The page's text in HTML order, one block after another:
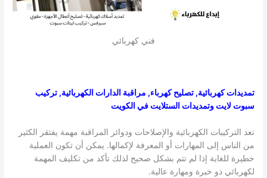
فني كهربائي
تمديدات كهربائية, تصليح كهرباء, مراقبة الدارات الكهربائية, تركيب
سبوت لايت وتمديدات الستلايت في الكويت
تعد التركيبات الكهربائية والإصلاحات ودوائر المراقبة مهمة يفتقر الكثير
من الناس إلى المهارات أو المعرفة لإكمالها. يمكن أن تكون العملية
خطيرة للغاية إذا لم تتم بشكل صحيح لذلك تأكد من تكليف المهمة
لكهربائي ذو خبرة ومهارة عالية.